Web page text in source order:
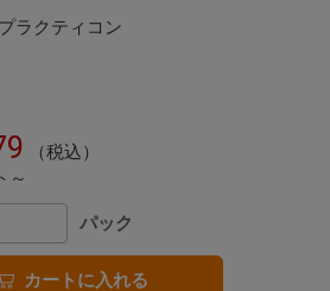
ラクティコン
（税込）
～
パック
カートに入れる